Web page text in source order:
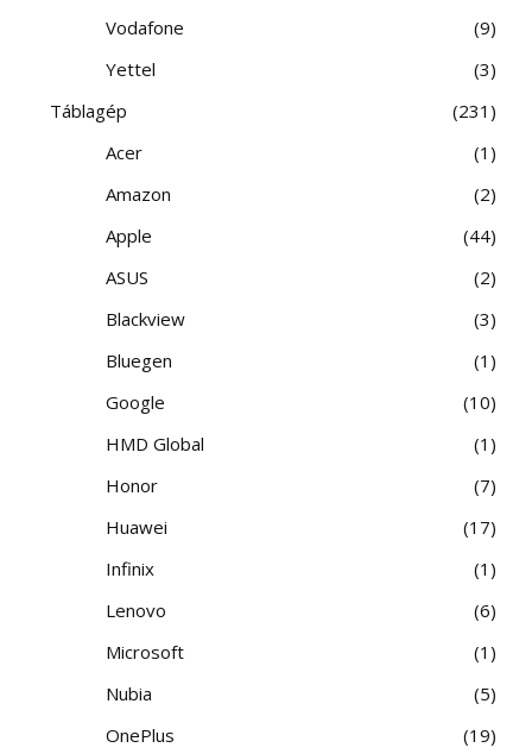
Vodafone
9
Yettel
3
Táblagép
231
Acer
1
Amazon
2
Apple
44
ASUS
2
Blackview
3
Bluegen
1
Google
10
HMD Global
1
Honor
7
Huawei
17
Infinix
1
Lenovo
6
Microsoft
1
Nubia
5
OnePlus
19